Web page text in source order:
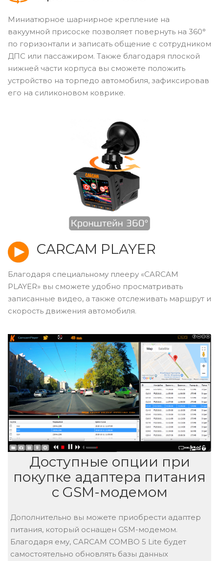
Миниатюрное шарнирное крепление на
вакуумной присоске позволяет повернуть на 360°
по горизонтали и записать общение с сотрудником
ДПС или пассажиром. Также благодаря плоской
нижней части корпуса вы сможете положить
устройство на торпедо автомобиля, зафиксировав
его на силиконовом коврике.
CARCAM PLAYER
Благодаря специальному плееру «CARCAM
PLAYER» вы сможете удобно просматривать
записанные видео, а также отслеживать маршрут и
скорость движения автомобиля.